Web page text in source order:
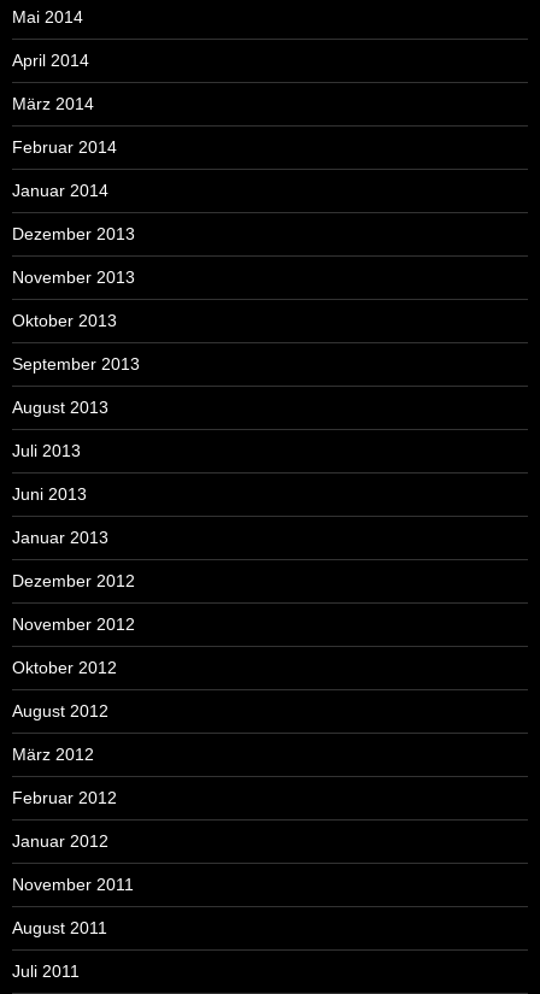
Mai 2014
April 2014
März 2014
Februar 2014
Januar 2014
Dezember 2013
November 2013
Oktober 2013
September 2013
August 2013
Juli 2013
Juni 2013
Januar 2013
Dezember 2012
November 2012
Oktober 2012
August 2012
März 2012
Februar 2012
Januar 2012
November 2011
August 2011
Juli 2011